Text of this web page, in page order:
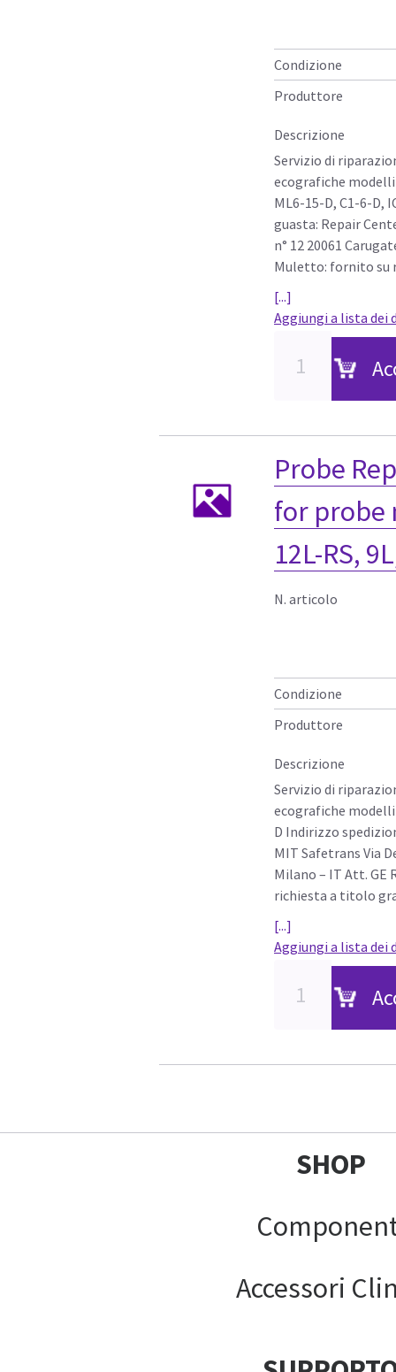
Condizione
Produttore
Descrizione
Servizio di
ecografiche modelli
ML6-15-D, C1-6-D,
guasta: Repair
n° 12 20061
Muletto: fornito su
[...]
Aggiungi a lista dei
Probe
for probe
12L-RS,
N. articolo
Condizione
Produttore
Descrizione
Servizio di
ecografiche modelli
D Indirizzo
MIT Safetrans Via
Milano – IT Att. GE
richiesta a titolo
[...]
Aggiungi a lista dei
SHOP
Accessori